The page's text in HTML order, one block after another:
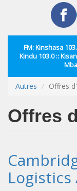
FM: Kinshasa
Kindu 103.0 ::
Autres Offres
Offres